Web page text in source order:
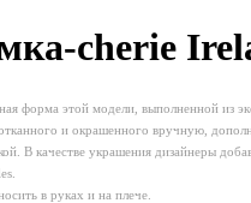
cherie
форма этой модели, выполненной из
и окрашенного вручную,
В качестве украшения дизайнеры
в руках и на плече.